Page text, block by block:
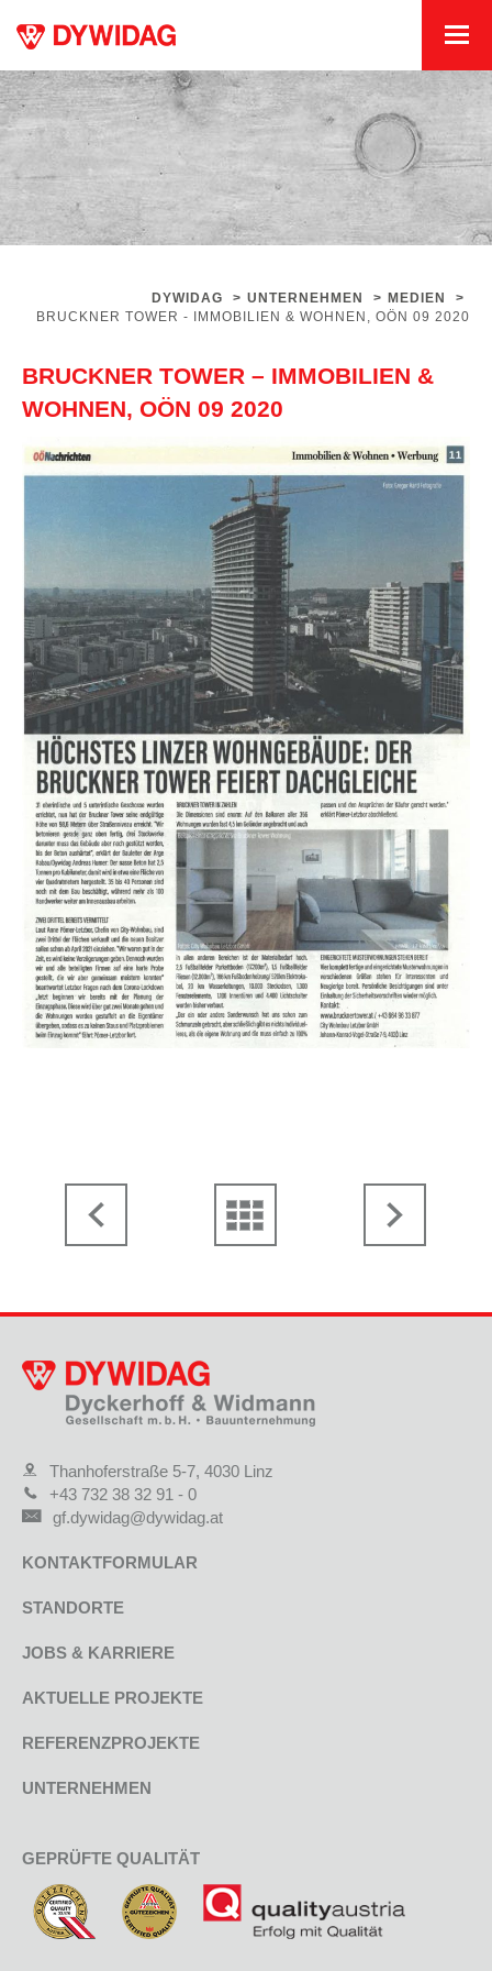
DYWIDAG > UNTERNEHMEN > MEDIEN
>
BRUCKNER TOWER - IMMOBILIEN & WOHNEN, OÖN 09 2020
BRUCKNER TOWER – IMMOBILIEN &
WOHNEN, OÖN 09 2020
Thanhoferstraße 5-7, 4030 Linz
+43 732 38 32 91 - 0
gf.dywidag@dywidag.at
KONTAKTFORMULAR
STANDORTE
JOBS & KARRIERE
AKTUELLE PROJEKTE
REFERENZPROJEKTE
UNTERNEHMEN
GEPRÜFTE QUALITÄT